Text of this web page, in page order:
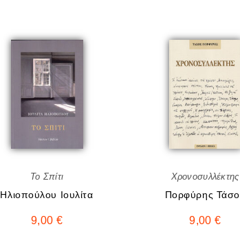
Το Σπίτι
Ηλιοπούλου Ιουλίτα
9,00 €
Χρονοσυλλέκτης
Πορφύρης
9,00 €